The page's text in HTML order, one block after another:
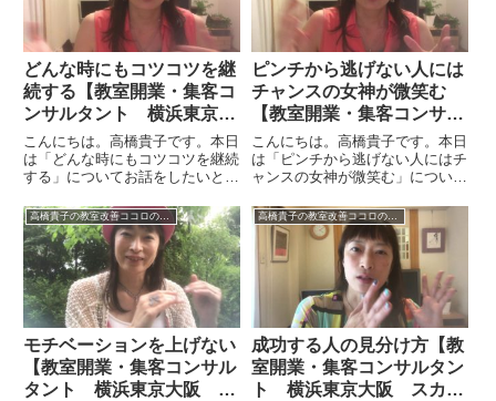
どんな時にもコツコツを継
続する【教室開業・集客コ
ンサルタント 横浜東京大
阪 スカイプ全国対応】
こんにちは。高橋貴子です。本日
は「どんな時にもコツコツを継続
する」についてお話をしたいと思
と、いろいろなプライベート上と
かで家の中の事や、いろいろな影
響をおよぼすことに関して、心が
折れるような辛い事があったりし
ま...
ピンチから逃げない人には
チャンスの女神が微笑む
【教室開業・集客コンサル
タント 横浜東京大阪 ス
カイプ全国対応】
こんにちは。高橋貴子です。本日
は「ピンチから逃げない人にはチ
ャンスの女神が微笑む」について
まえですが、教室運営をしている
とすべてが順風満帆にいくわけで
はありません。ピンチになること
もあって、そのピンチにも種類
モチベーションを上げない
【教室開業・集客コンサル
タント 横浜東京大阪 ス
成功する人の見分け方【教
室開業・集客コンサルタン
ト 横浜東京大阪 スカイ